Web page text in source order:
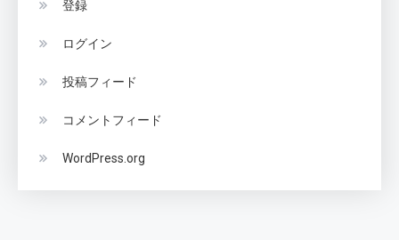
登録
ログイン
投稿フィード
コメントフィード
WordPress.org